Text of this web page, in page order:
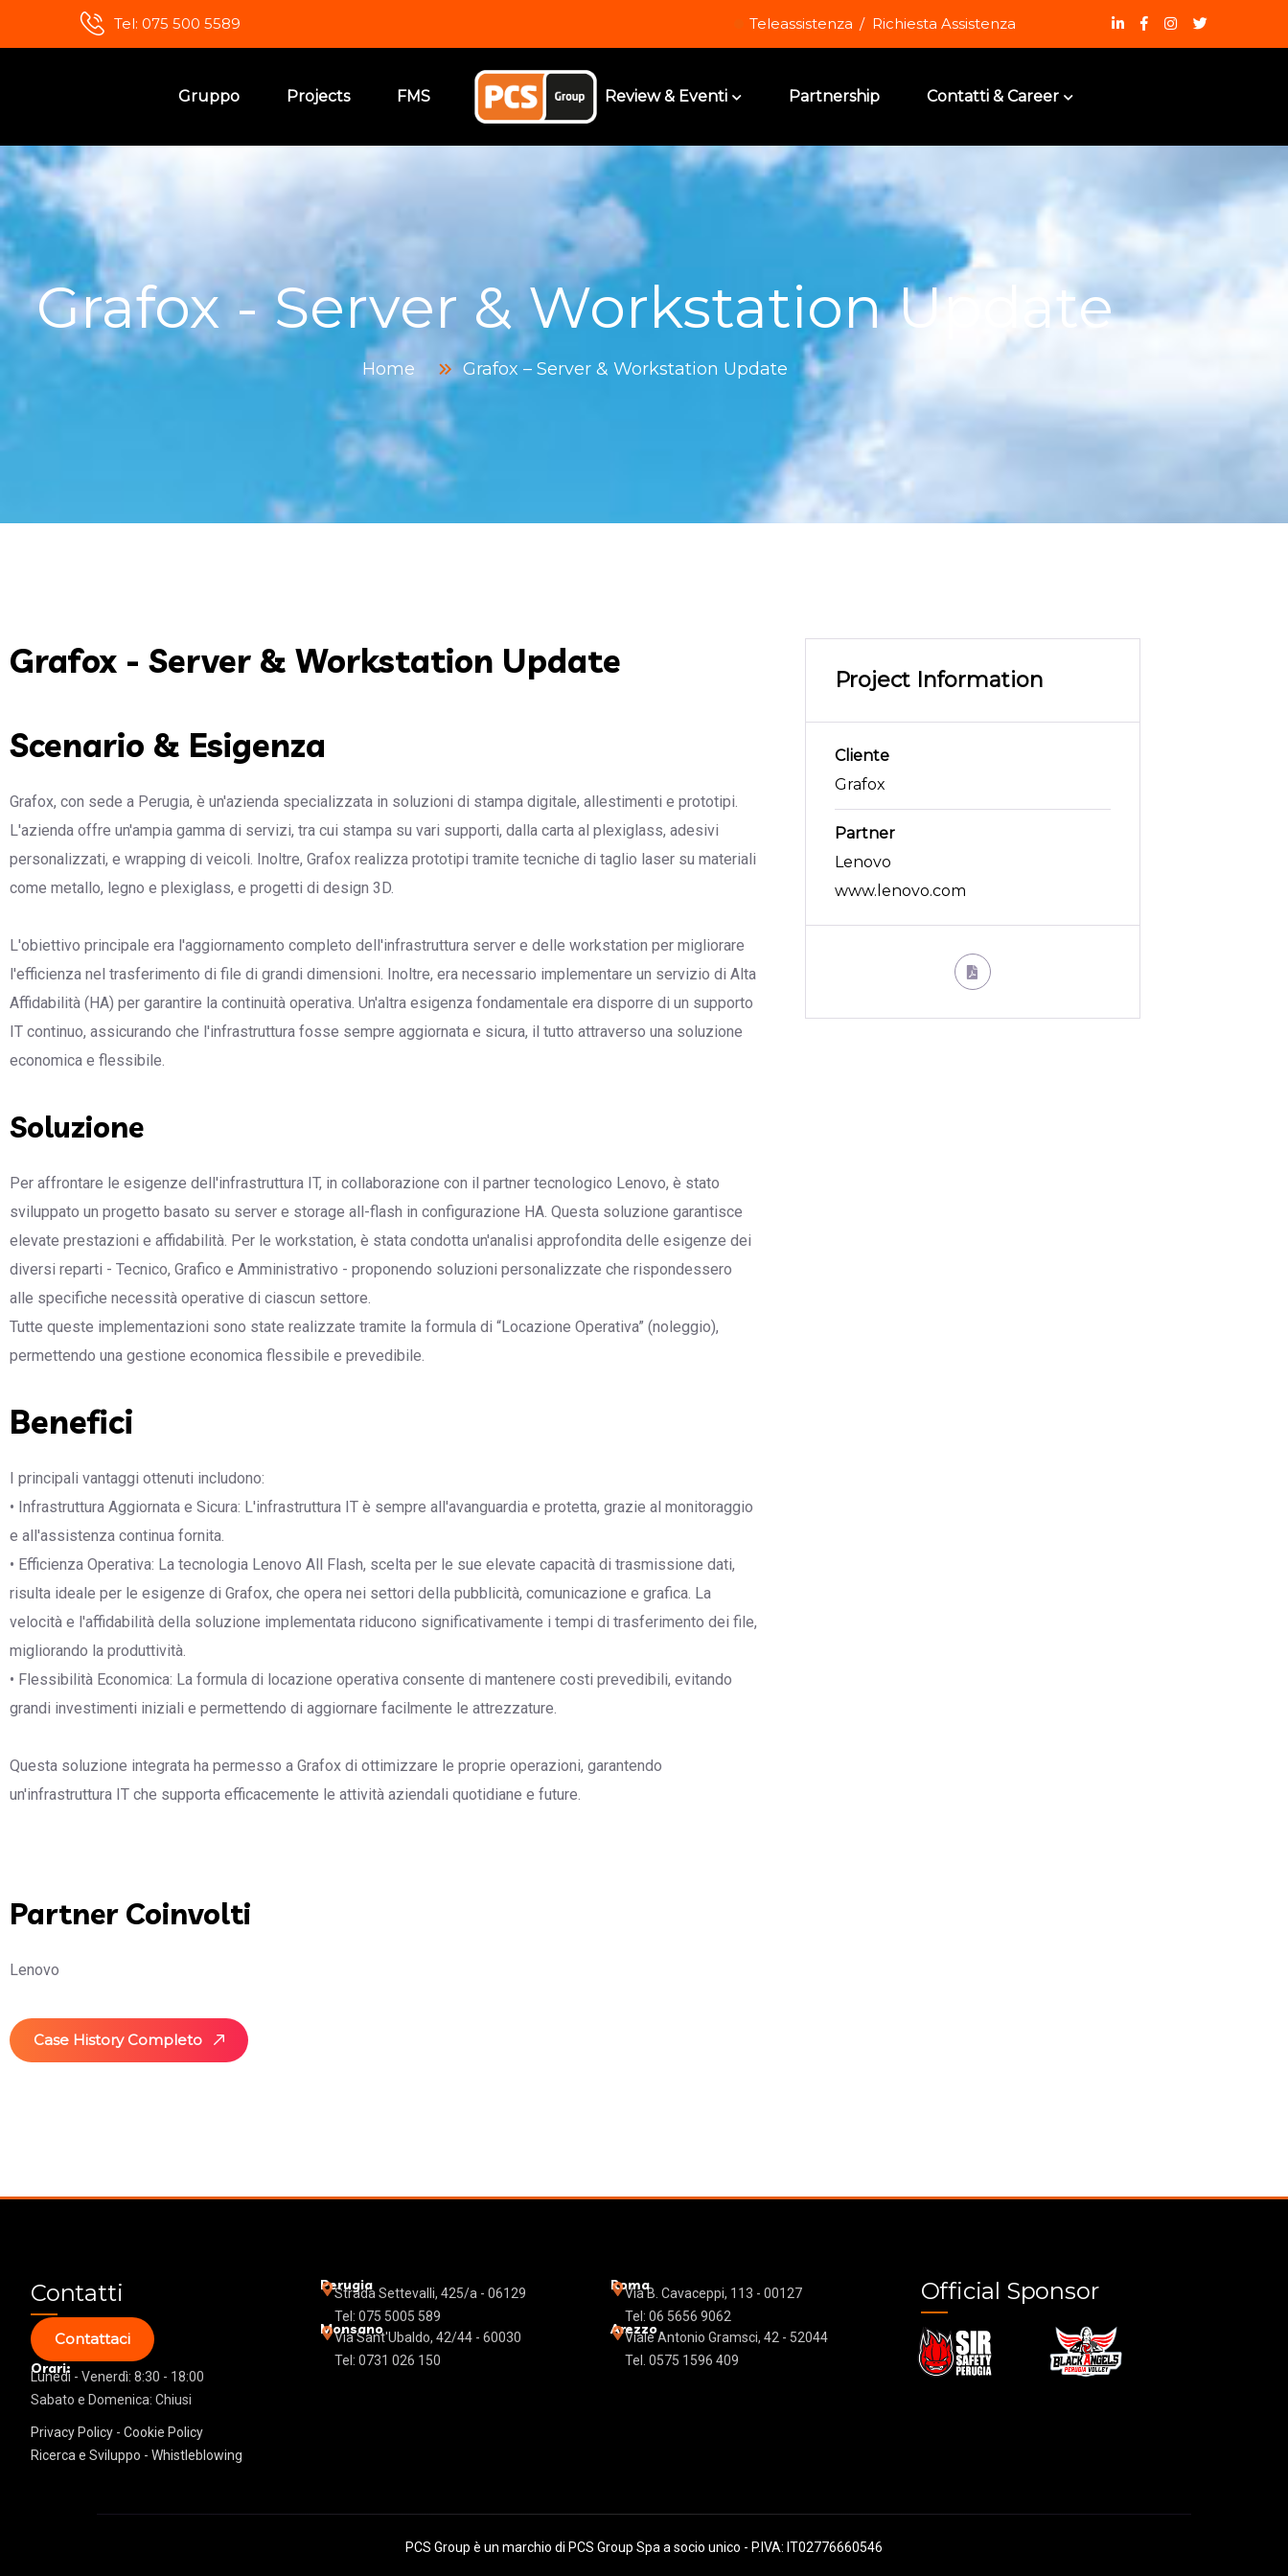
Tel: 075 500 5589 Teleassistenza Richiesta Assistenza
Gruppo Projects FMS Review & Eventi Partnership Contatti & Career
Grafox - Server & Workstation Update
Home Grafox – Server & Workstation Update
Grafox - Server & Workstation Update
Scenario & Esigenza
Grafox, con sede a Perugia, è un'azienda specializzata in soluzioni di stampa digitale, allestimenti e prototipi.
L'azienda offre un'ampia gamma di servizi, tra cui stampa su vari supporti, dalla carta al plexiglass, adesivi
personalizzati, e wrapping di veicoli. Inoltre, Grafox realizza prototipi tramite tecniche di taglio laser su materiali
come metallo, legno e plexiglass, e progetti di design 3D.
L'obiettivo principale era l'aggiornamento completo dell'infrastruttura server e delle workstation per migliorare
l'efficienza nel trasferimento di file di grandi dimensioni. Inoltre, era necessario implementare un servizio di Alta
Affidabilità (HA) per garantire la continuità operativa. Un'altra esigenza fondamentale era disporre di un supporto
IT continuo, assicurando che l'infrastruttura fosse sempre aggiornata e sicura, il tutto attraverso una soluzione
economica e flessibile.
Soluzione
Per affrontare le esigenze dell'infrastruttura IT, in collaborazione con il partner tecnologico Lenovo, è stato
sviluppato un progetto basato su server e storage all-flash in configurazione HA. Questa soluzione garantisce
elevate prestazioni e affidabilità. Per le workstation, è stata condotta un'analisi approfondita delle esigenze dei
diversi reparti - Tecnico, Grafico e Amministrativo - proponendo soluzioni personalizzate che rispondessero
alle specifiche necessità operative di ciascun settore.
Tutte queste implementazioni sono state realizzate tramite la formula di “Locazione Operativa” (noleggio),
permettendo una gestione economica flessibile e prevedibile.
Benefici
I principali vantaggi ottenuti includono:
• Infrastruttura Aggiornata e Sicura: L'infrastruttura IT è sempre all'avanguardia e protetta, grazie al monitoraggio
e all'assistenza continua fornita.
• Efficienza Operativa: La tecnologia Lenovo All Flash, scelta per le sue elevate capacità di trasmissione dati,
risulta ideale per le esigenze di Grafox, che opera nei settori della pubblicità, comunicazione e grafica. La
velocità e l'affidabilità della soluzione implementata riducono significativamente i tempi di trasferimento dei file,
migliorando la produttività.
• Flessibilità Economica: La formula di locazione operativa consente di mantenere costi prevedibili, evitando
grandi investimenti iniziali e permettendo di aggiornare facilmente le attrezzature.
Questa soluzione integrata ha permesso a Grafox di ottimizzare le proprie operazioni, garantendo
un'infrastruttura IT che supporta efficacemente le attività aziendali quotidiane e future.
Partner Coinvolti
Lenovo
Case History Completo
Project Information
Cliente
Grafox
Partner
Lenovo
www.lenovo.com
Contatti
Contattaci
Orari:
Lunedì - Venerdì: 8:30 - 18:00
Sabato e Domenica: Chiusi
Privacy Policy - Cookie Policy
Ricerca e Sviluppo - Whistleblowing
Perugia
Strada Settevalli, 425/a - 06129
Tel: 075 5005 589
Monsano
Via Sant'Ubaldo, 42/44 - 60030
Tel: 0731 026 150
Roma
Via B. Cavaceppi, 113 - 00127
Tel: 06 5656 9062
Arezzo
Viale Antonio Gramsci, 42 - 52044
Tel. 0575 1596 409
Official Sponsor
PCS Group è un marchio di PCS Group Spa a socio unico - P.IVA: IT02776660546